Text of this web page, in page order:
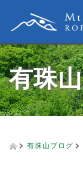
有珠
有珠山ブログ